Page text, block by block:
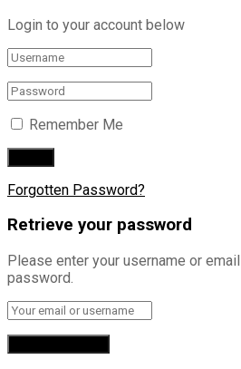
Login to your account below
Remember Me
Forgotten Password?
Retrieve your password
Please enter your username or
password.